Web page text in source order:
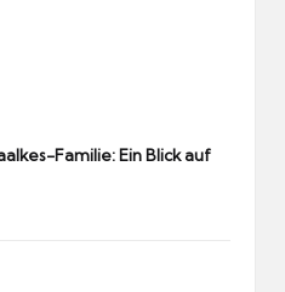
Familie: Ein Blick auf